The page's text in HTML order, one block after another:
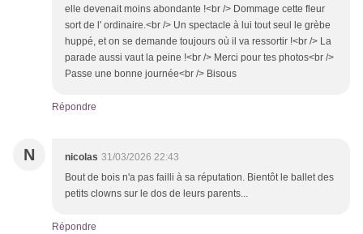
elle devenait moins abondante !<br /> Dommage cette fleur
sort de l' ordinaire.<br /> Un spectacle à lui tout seul le grèbe
huppé, et on se demande toujours où il va ressortir !<br /> La
parade aussi vaut la peine !<br /> Merci pour tes photos<br />
Passe une bonne journée<br /> Bisous
Répondre
N nicolas 31/03/2026 22:43
Bout de bois n'a pas failli à sa réputation. Bientôt le ballet des
petits clowns sur le dos de leurs parents...
Répondre